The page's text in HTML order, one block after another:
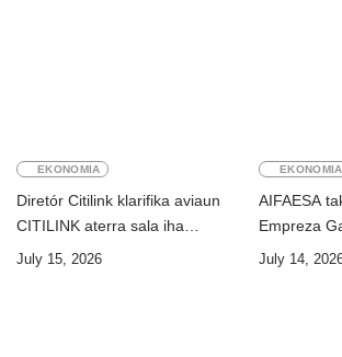
EKONOMIA
Diretór Citilink klarifika aviaun
CITILINK aterra sala iha
Aeroportu Komoro ne’e
July 15, 2026
EKONOMIA
AIFAESA
Empreza
“pentolan”
July 14,